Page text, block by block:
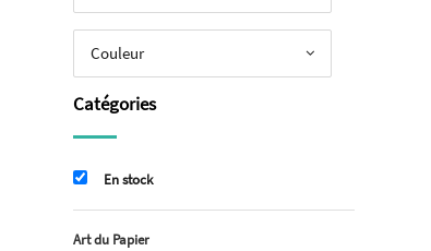
Couleur
Catégories
En stock
Art du Papier